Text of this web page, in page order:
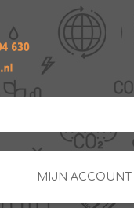
MIJN ACCOUNT